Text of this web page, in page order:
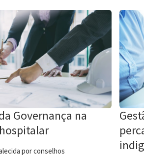
Governança na
por conselhos